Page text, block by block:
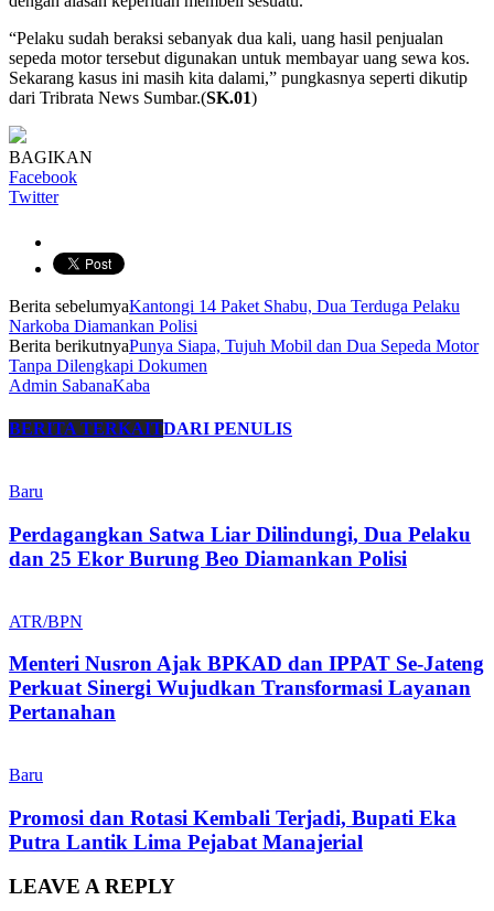
“Pelaku sudah beraksi sebanyak dua kali, uang hasil penjualan
sepeda motor tersebut digunakan untuk membayar uang sewa kos.
Sekarang kasus ini masih kita dalami,” pungkasnya seperti dikutip
dari Tribrata News Sumbar.(SK.01)
BAGIKAN
Facebook
Twitter
Berita sebelumyaKantongi 14 Paket Shabu, Dua Terduga Pelaku
Narkoba Diamankan Polisi
Berita berikutnyaPunya Siapa, Tujuh Mobil dan Dua Sepeda Motor
Tanpa Dilengkapi Dokumen
Admin SabanaKaba
BERITA TERKAITDARI PENULIS
Baru
Perdagangkan Satwa Liar Dilindungi, Dua Pelaku
dan 25 Ekor Burung Beo Diamankan Polisi
ATR/BPN
Menteri Nusron Ajak BPKAD dan IPPAT Se-Jateng
Perkuat Sinergi Wujudkan Transformasi Layanan
Pertanahan
Baru
Promosi dan Rotasi Kembali Terjadi, Bupati Eka
Putra Lantik Lima Pejabat Manajerial
LEAVE A REPLY